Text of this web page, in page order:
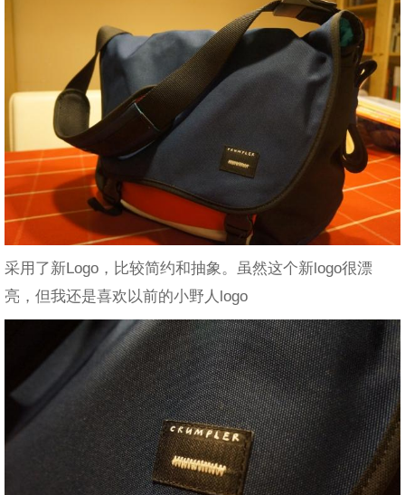
采用了新Logo，比较简约和抽象。虽然这个新logo很漂
亮，但我还是喜欢以前的小野人logo